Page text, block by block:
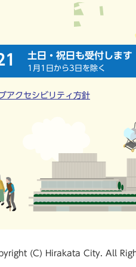
土日・祝日も受付します
1月1日から3日を除く
アクセシビリティ方針
(C) Hirakata City. All